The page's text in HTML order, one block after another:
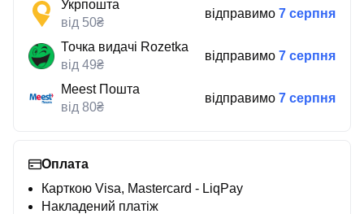
Укрпошта
від 50₴
відправимо 7 серпня
Точка видачі Rozetka
від 49₴
відправимо 7 серпня
Meest Пошта
від 80₴
відправимо 7 серпня
Оплата
Карткою Visa, Mastercard - LiqPay
Накладений платіж